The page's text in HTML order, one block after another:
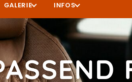
GALERIE INFOS